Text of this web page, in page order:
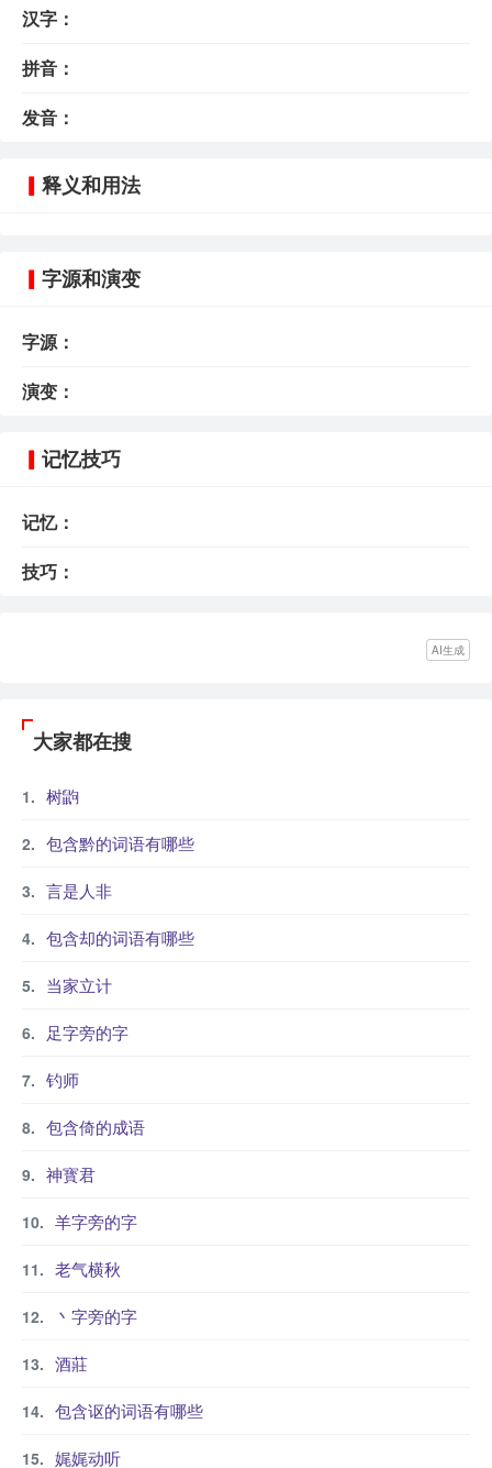
汉字：
拼音：
发音：
释义和用法
字源和演变
字源：
演变：
记忆技巧
记忆：
技巧：
AI生成
大家都在搜
树鼩
包含黔的词语有哪些
言是人非
包含却的词语有哪些
当家立计
足字旁的字
钓师
包含倚的成语
神寳君
羊字旁的字
老气横秋
丶字旁的字
酒莊
包含讴的词语有哪些
娓娓动听